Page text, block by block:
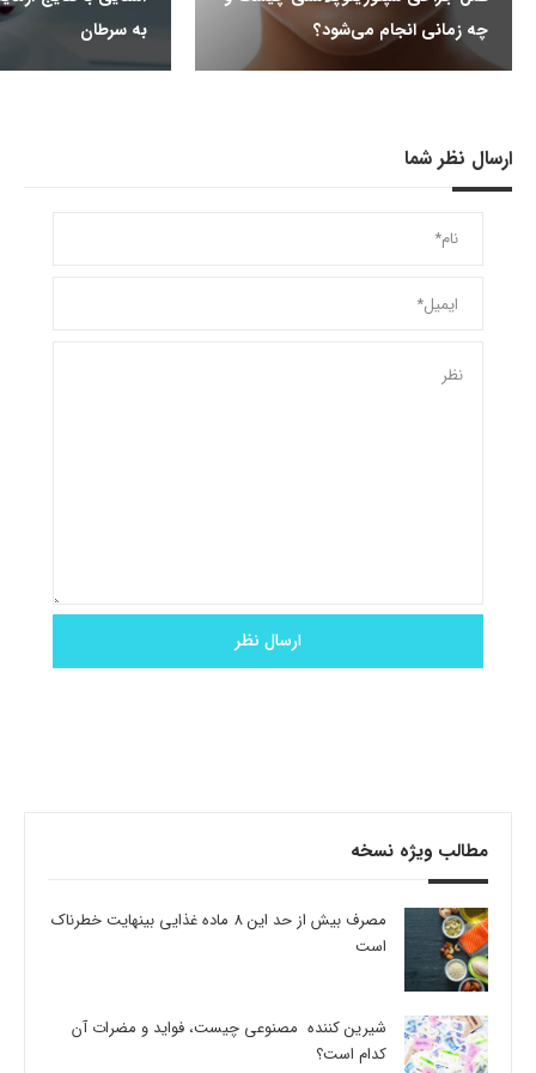
چه زمانی انجام می‌شود؟
به سرطان
ارسال نظر شما
مطالب ویژه نسخه
مصرف بیش از حد این 8 ماده غذایی بینهایت خطرناک
است
شیرین کننده مصنوعی چیست، فواید و مضرات آن
کدام است؟